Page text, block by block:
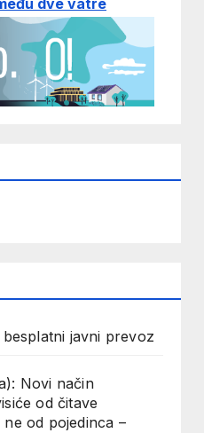
dve vatre
javni prevoz
Novi način
od čitave
od pojedinca –